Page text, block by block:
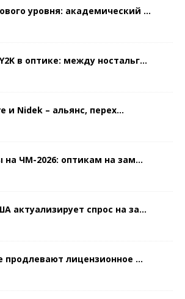
уровня: академический ...
в оптике: между ностальг...
и Nidek – альянс, перех...
на ЧМ-2026: оптикам на зам...
актуализирует спрос на за...
продлевают лицензионное ...